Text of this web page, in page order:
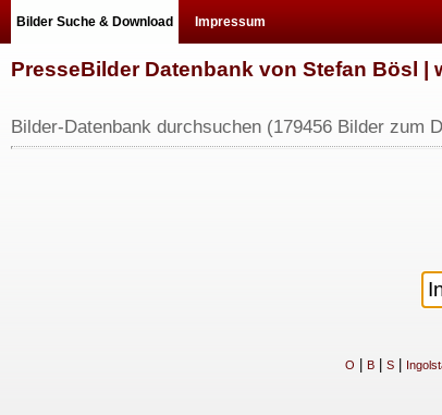
Bilder Suche & Download Impressum
PresseBilder Datenbank von Stefan Bösl |
Bilder-Datenbank durchsuchen (179456 Bilder zum
O B| S|